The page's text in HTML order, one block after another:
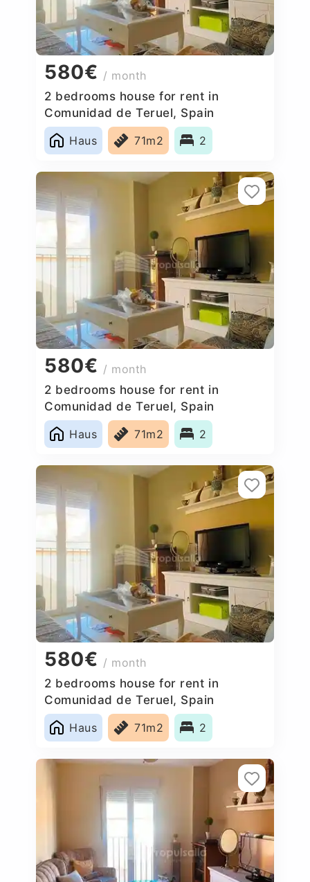
580€ / month
2 bedrooms house for rent in
Comunidad de Teruel, Spain
Haus
71m2 2
580€ / month
2 bedrooms house for rent in
Comunidad de Teruel, Spain
Haus
71m2 2
580€ / month
2 bedrooms house for rent in
Comunidad de Teruel, Spain
Haus
71m2 2